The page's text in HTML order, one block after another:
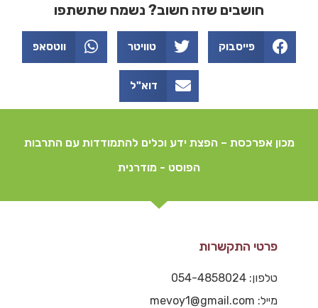
חושבים שזה חשוב? נשמח שתשתפו
פייסבוק טוויטר ווטסאפ
דוא"ל
מכון אפרכסת – הפצת ידע וכלים להתמודדות עם התרבות
הפוסט - מודרנית
פרטי התקשרות
טלפון: 054-4858024
מייל: mevoy1@gmail.com